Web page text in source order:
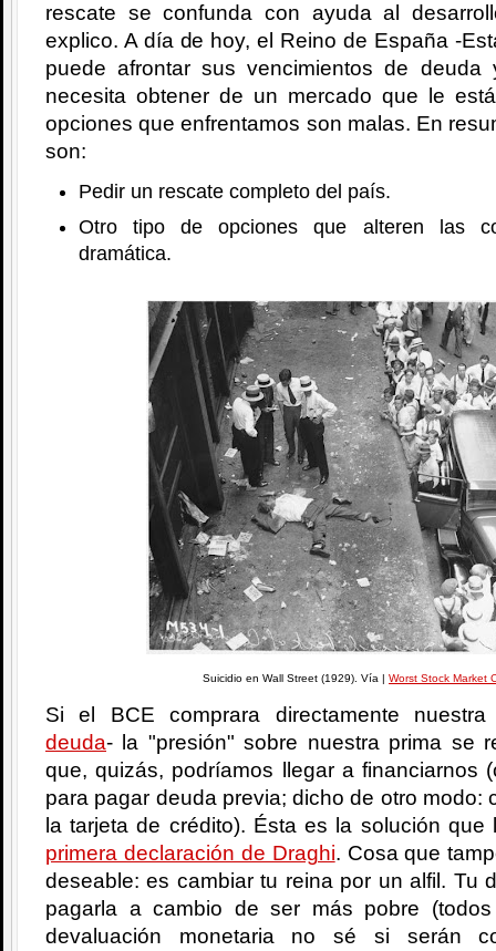
rescate se confunda con ayuda al
explico. A día de hoy, el Reino de España -
puede afrontar sus vencimientos de
necesita obtener de un mercado que le
opciones que enfrentamos son malas. En
son:
Pedir un rescate completo del país.
Otro tipo de opciones que alteren las
dramática.
Suicidio en Wall Street (1929). Vía | Worst Stock Market
Si el BCE comprara directamente
deuda- la "presión" sobre nuestra prima se
que, quizás, podríamos llegar a financiarnos
para pagar deuda previa; dicho de otro modo:
la tarjeta de crédito). Ésta es la solución
primera declaración de Draghi. Cosa que
deseable: es cambiar tu reina por un alfil. Tu
pagarla a cambio de ser más pobre
devaluación monetaria no sé si serán